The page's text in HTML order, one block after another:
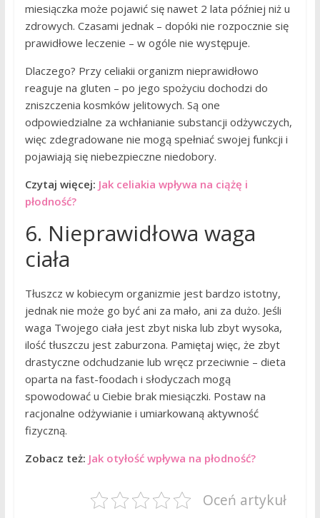
miesiączka może pojawić się nawet 2 lata później niż u
zdrowych. Czasami jednak – dopóki nie rozpocznie się
prawidłowe leczenie – w ogóle nie występuje.
Dlaczego? Przy celiakii organizm nieprawidłowo
reaguje na gluten – po jego spożyciu dochodzi do
zniszczenia kosmków jelitowych. Są one
odpowiedzialne za wchłanianie substancji odżywczych,
więc zdegradowane nie mogą spełniać swojej funkcji i
pojawiają się niebezpieczne niedobory.
Czytaj więcej: Jak celiakia wpływa na ciążę i
płodność?
6. Nieprawidłowa waga
ciała
Tłuszcz w kobiecym organizmie jest bardzo istotny,
jednak nie może go być ani za mało, ani za dużo. Jeśli
waga Twojego ciała jest zbyt niska lub zbyt wysoka,
ilość tłuszczu jest zaburzona. Pamiętaj więc, że zbyt
drastyczne odchudzanie lub wręcz przeciwnie – dieta
oparta na fast-foodach i słodyczach mogą
spowodować u Ciebie brak miesiączki. Postaw na
racjonalne odżywianie i umiarkowaną aktywność
fizyczną.
Zobacz też: Jak otyłość wpływa na płodność?
Oceń artykuł